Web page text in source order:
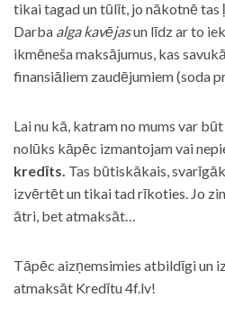
tikai tagad un tūlīt, jo nākotnē tas
Darba alga kavējasun līdz ar to
ikmēneša maksājumus, kas
finansiāliem zaudējumiem (soda
Lai nu kā, katram no mums var
nolūks kāpēc izmantojam vai
kredīts. Tas būtiskākais,
izvērtēt un tikai tad rīkoties. Jo
ātri, bet atmaksāt…
Tāpēc aizņemsimies atbildīgi un
atmaksāt Kredītu 4f.lv!